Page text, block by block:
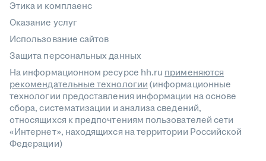
Этика и комплаенс
Оказание услуг
Использование сайтов
Защита персональных данных
На информационном ресурсе hh.ru применяются
рекомендательные технологии(информационные
технологии предоставления информации на основе
сбора, систематизации и анализа сведений,
относящихся к предпочтениям пользователей сети
«Интернет», находящихся на территории Российской
Федерации)